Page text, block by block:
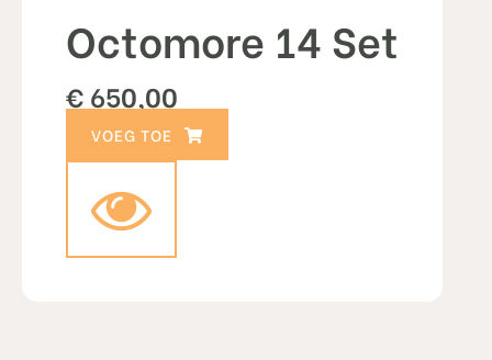
Octomore 14 Set
€ 650,00